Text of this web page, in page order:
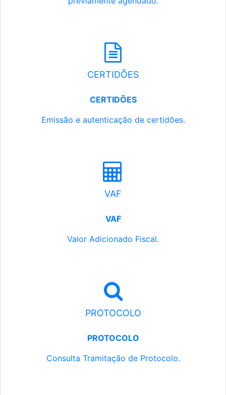
CERTIDÕES
CERTIDÕES
Emissão e autenticação de certidões.
VAF
VAF
Valor Adicionado Fiscal.
PROTOCOLO
PROTOCOLO
Consulta Tramitação de Protocolo.